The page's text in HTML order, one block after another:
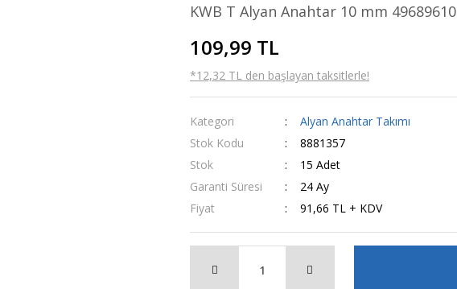
KWB T Alyan Anahtar 10 mm 49689610
109,99 TL
*12,32 TL den başlayan taksitlerle!
Kategori
Alyan Anahtar Takımı
Stok Kodu
8881357
Stok
15 Adet
Garanti Süresi
24 Ay
Fiyat
91,66 TL + KDV